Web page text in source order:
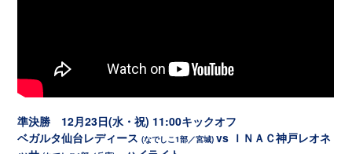
準決勝 12月23日(水・祝) 11:00キックオフ
ベガルタ仙台レディース(なでしこ1部／宮城)vs ＩＮＡＣ神戸レオネ